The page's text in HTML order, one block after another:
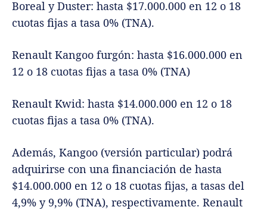
Boreal y Duster: hasta $17.000.000 en 12 o 18
cuotas fijas a tasa 0% (TNA).
Renault Kangoo furgón: hasta $16.000.000 en
12 o 18 cuotas fijas a tasa 0% (TNA)
Renault Kwid: hasta $14.000.000 en 12 o 18
cuotas fijas a tasa 0% (TNA).
Además, Kangoo (versión particular) podrá
adquirirse con una financiación de hasta
$14.000.000 en 12 o 18 cuotas fijas, a tasas del
4,9% y 9,9% (TNA), respectivamente. Renault